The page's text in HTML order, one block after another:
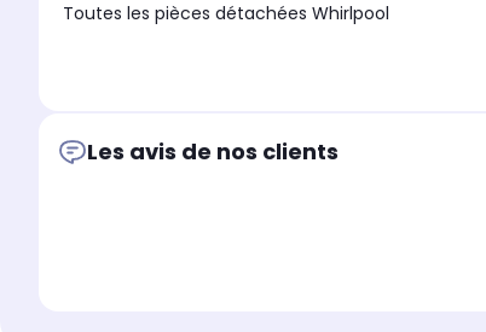
Toutes les pièces détachées Whirlpool
Les avis de nos clients